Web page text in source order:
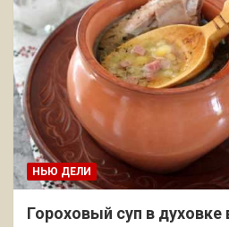
НЬЮ ДЕЛИ
Гороховый суп в духовке